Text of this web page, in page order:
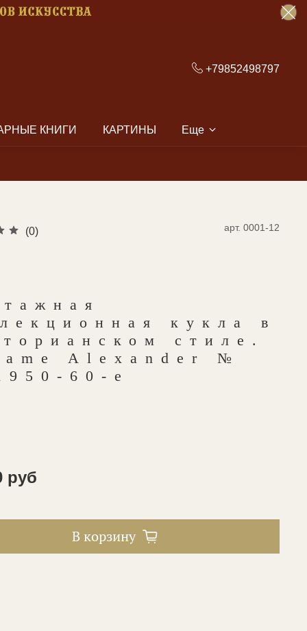
+79852498797
КНИГИ КАРТИНЫ Еще
(0) арт. 0001-12
кукла в
стиле.
Alexander №
60-е
руб
В корзину